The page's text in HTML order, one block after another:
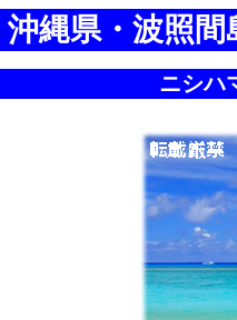
沖縄県・波照間
ニシハ